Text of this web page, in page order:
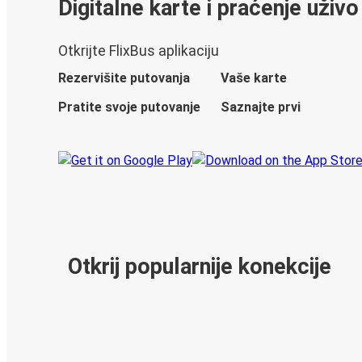
Digitalne karte i praćenje uživo
Otkrijte FlixBus aplikaciju
Rezervišite putovanja
Vaše karte
Pratite svoje putovanje
Saznajte prvi
Otkrij popularnije konekcije